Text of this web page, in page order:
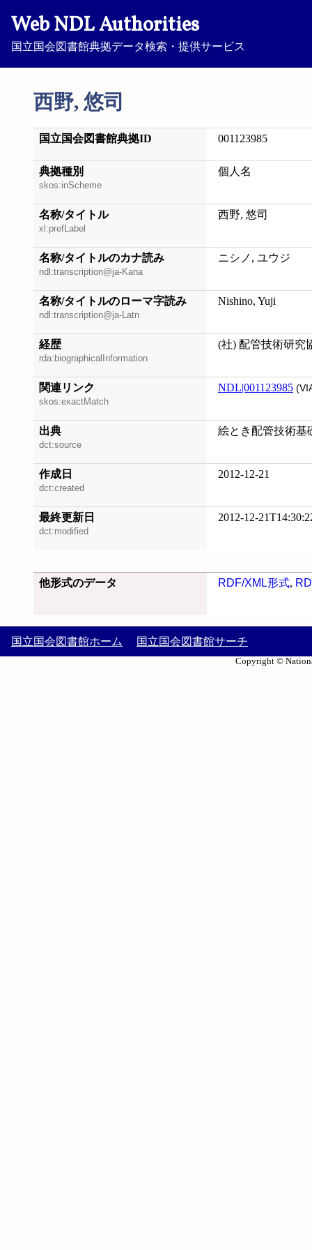
Web NDL Authorities
国立国会図書館典拠データ検索・提供サービス
西野, 悠司
国立国会図書館典拠ID 001123985
典拠種別
skos:inScheme
個人名
名称/タイトル
xl:prefLabel
西野, 悠司
名称/タイトルのカナ読み
ndl:transcription@ja-Kana
ニシノ, ユウジ
名称/タイトルのローマ字読み
ndl:transcription@ja-Latn
Nishino, Yuji
経歴
rda:biographicalInformation
(社) 配管技術研究
関連リンク
skos:exactMatch
NDL|001123985
出典
dct:source
絵とき配管技術基
作成日
dct:created
2012-12-21
最終更新日
dct:modified
2012-12-
他形式のデータ RDF/XML形式,
国立国会図書館ホーム 国立国会図書館サーチ
Copyright ©